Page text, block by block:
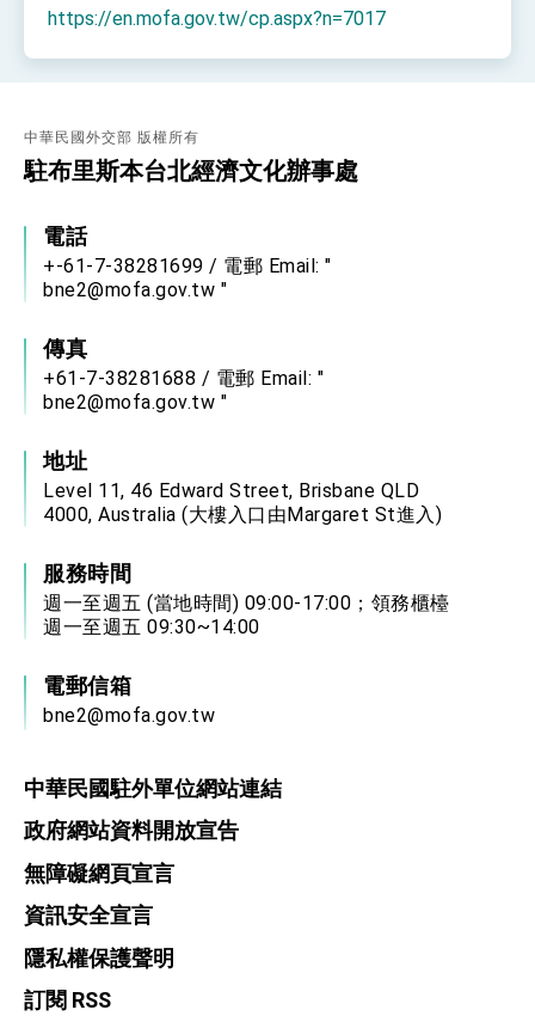
https://en.mofa.gov.tw/cp.aspx?n=7017
中華民國外交部 版權所有
駐布里斯本台北經濟文化辦事處
電話
+-61-7-38281699 / 電郵 Email: "
bne2@mofa.gov.tw "
傳真
+61-7-38281688 / 電郵 Email: "
bne2@mofa.gov.tw "
地址
Level 11, 46 Edward Street, Brisbane QLD
4000, Australia (大樓入口由Margaret St進入)
服務時間
週一至週五 (當地時間) 09:00-17:00；領務櫃檯
週一至週五 09:30~14:00
電郵信箱
bne2@mofa.gov.tw
中華民國駐外單位網站連結
政府網站資料開放宣告
無障礙網頁宣言
資訊安全宣言
隱私權保護聲明
訂閱 RSS